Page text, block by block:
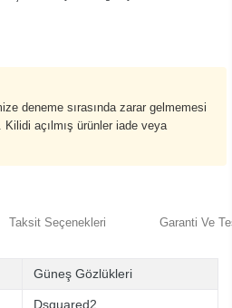
deneme sırasında zarar gelmemesi
Kilidi açılmış ürünler iade veya
Taksit Seçenekleri Garanti Ve
Güneş Gözlükleri
Dsquared2